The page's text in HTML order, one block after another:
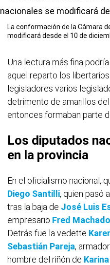
La conformación de la Cámara
modificará desde el 10 de
Una lectura más fina
aquel reparto los
legisladores varios
detrimento de amarillos
entonces formaban parte
Los diputados
en la provincia
En el oficialismo nacional,
Diego Santilli, quien pasó
tras la baja de José Luis
empresario Fred Machado
Detrás fue la vedette
Sebastián Pareja,
hombre del riñón de